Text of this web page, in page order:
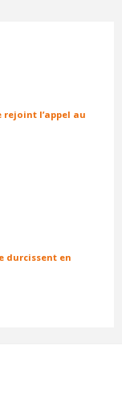
rejoint l’appel au
durcissent en